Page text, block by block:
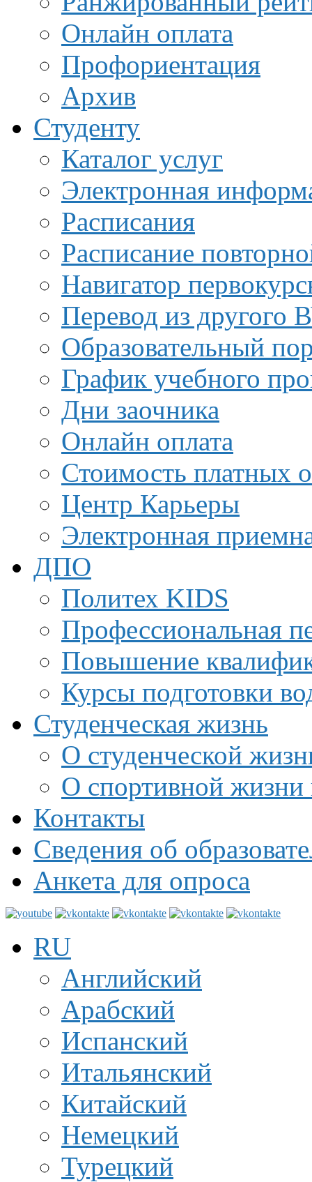
Онлайн оплата
Профориентация
Архив
Студенту
Каталог услуг
Электронная
Расписания
Расписание
Навигатор
Перевод из другого
Образовательный
График учебного
Дни заочника
Онлайн оплата
Стоимость платных
Центр Карьеры
Электронная
ДПО
Политех KIDS
Профессиональная
Повышение
Курсы подготовки
Студенческая жизнь
О студенческой
О спортивной жизни
Контакты
Сведения об
Анкета для опроса
RU
Английский
Арабский
Испанский
Итальянский
Китайский
Немецкий
Турецкий